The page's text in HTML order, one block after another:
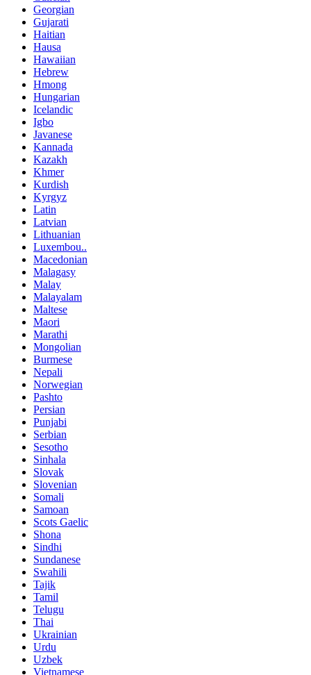
Georgian
Gujarati
Haitian
Hausa
Hawaiian
Hebrew
Hmong
Hungarian
Icelandic
Igbo
Javanese
Kannada
Kazakh
Khmer
Kurdish
Kyrgyz
Latin
Latvian
Lithuanian
Luxembou..
Macedonian
Malagasy
Malay
Malayalam
Maltese
Maori
Marathi
Mongolian
Burmese
Nepali
Norwegian
Pashto
Persian
Punjabi
Serbian
Sesotho
Sinhala
Slovak
Slovenian
Somali
Samoan
Scots Gaelic
Shona
Sindhi
Sundanese
Swahili
Tajik
Tamil
Telugu
Thai
Ukrainian
Urdu
Uzbek
Vietnamese